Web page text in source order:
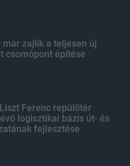
már zajlik a teljesen új
csomópont építése
Ferenc repülőtér
logisztikai bázis út- és
fejlesztése